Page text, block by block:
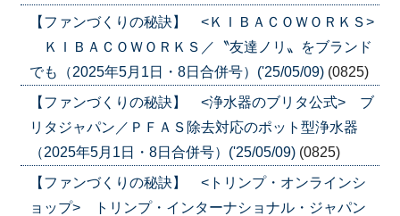
【ファンづくりの秘訣】 <ＫＩＢＡＣＯＷＯＲＫＳ>
ＫＩＢＡＣＯＷＯＲＫＳ／〝友達ノリ〟をブランド
でも（2025年5月1日・8日合併号）('25/05/09) (0825)
【ファンづくりの秘訣】 <浄水器のブリタ公式> ブ
リタジャパン／ＰＦＡＳ除去対応のポット型浄水器
（2025年5月1日・8日合併号）('25/05/09) (0825)
【ファンづくりの秘訣】 <トリンプ・オンラインシ
ョップ> トリンプ・インターナショナル・ジャパン